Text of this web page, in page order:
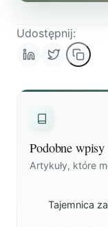
Udostępnij:
Podobne wpisy
Artykuły, które
Tajemnica